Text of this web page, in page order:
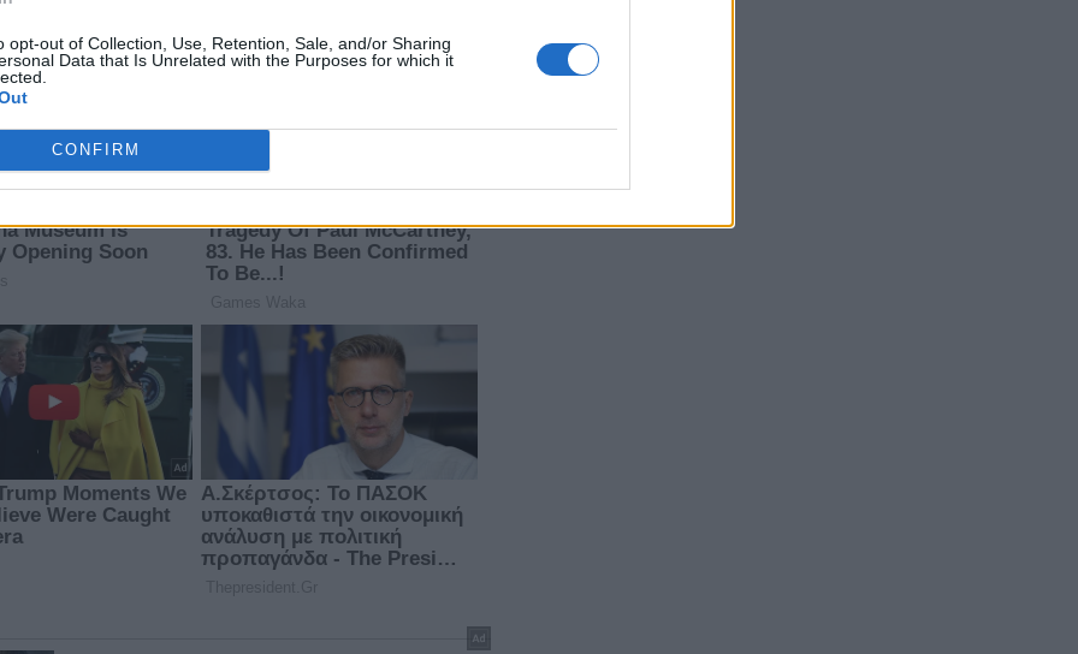
opt-out of Collection, Use, Retention, Sale, and/or Sharing
Data that Is Unrelated with the Purposes for which it
CONFIRM